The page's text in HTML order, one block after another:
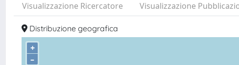
Visualizzazione Ricercatore Visualizzazione
Distribuzione geografica
+
–